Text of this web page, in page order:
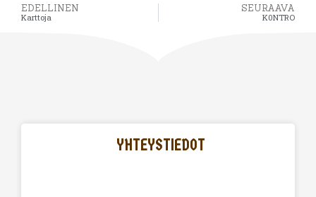
EDELLINEN
Karttoja
SEURAAVA
K0NTRO
YHTEYSTIEDOT